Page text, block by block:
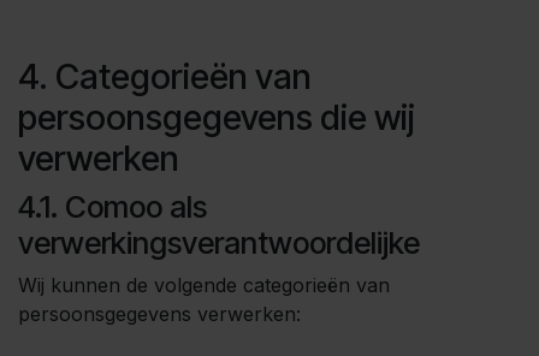
4. Categorieën van
persoonsgegevens die wij
verwerken
4.1. Comoo als
verwerkingsverantwoordelijke
Wij kunnen de volgende categorieën van
persoonsgegevens verwerken: